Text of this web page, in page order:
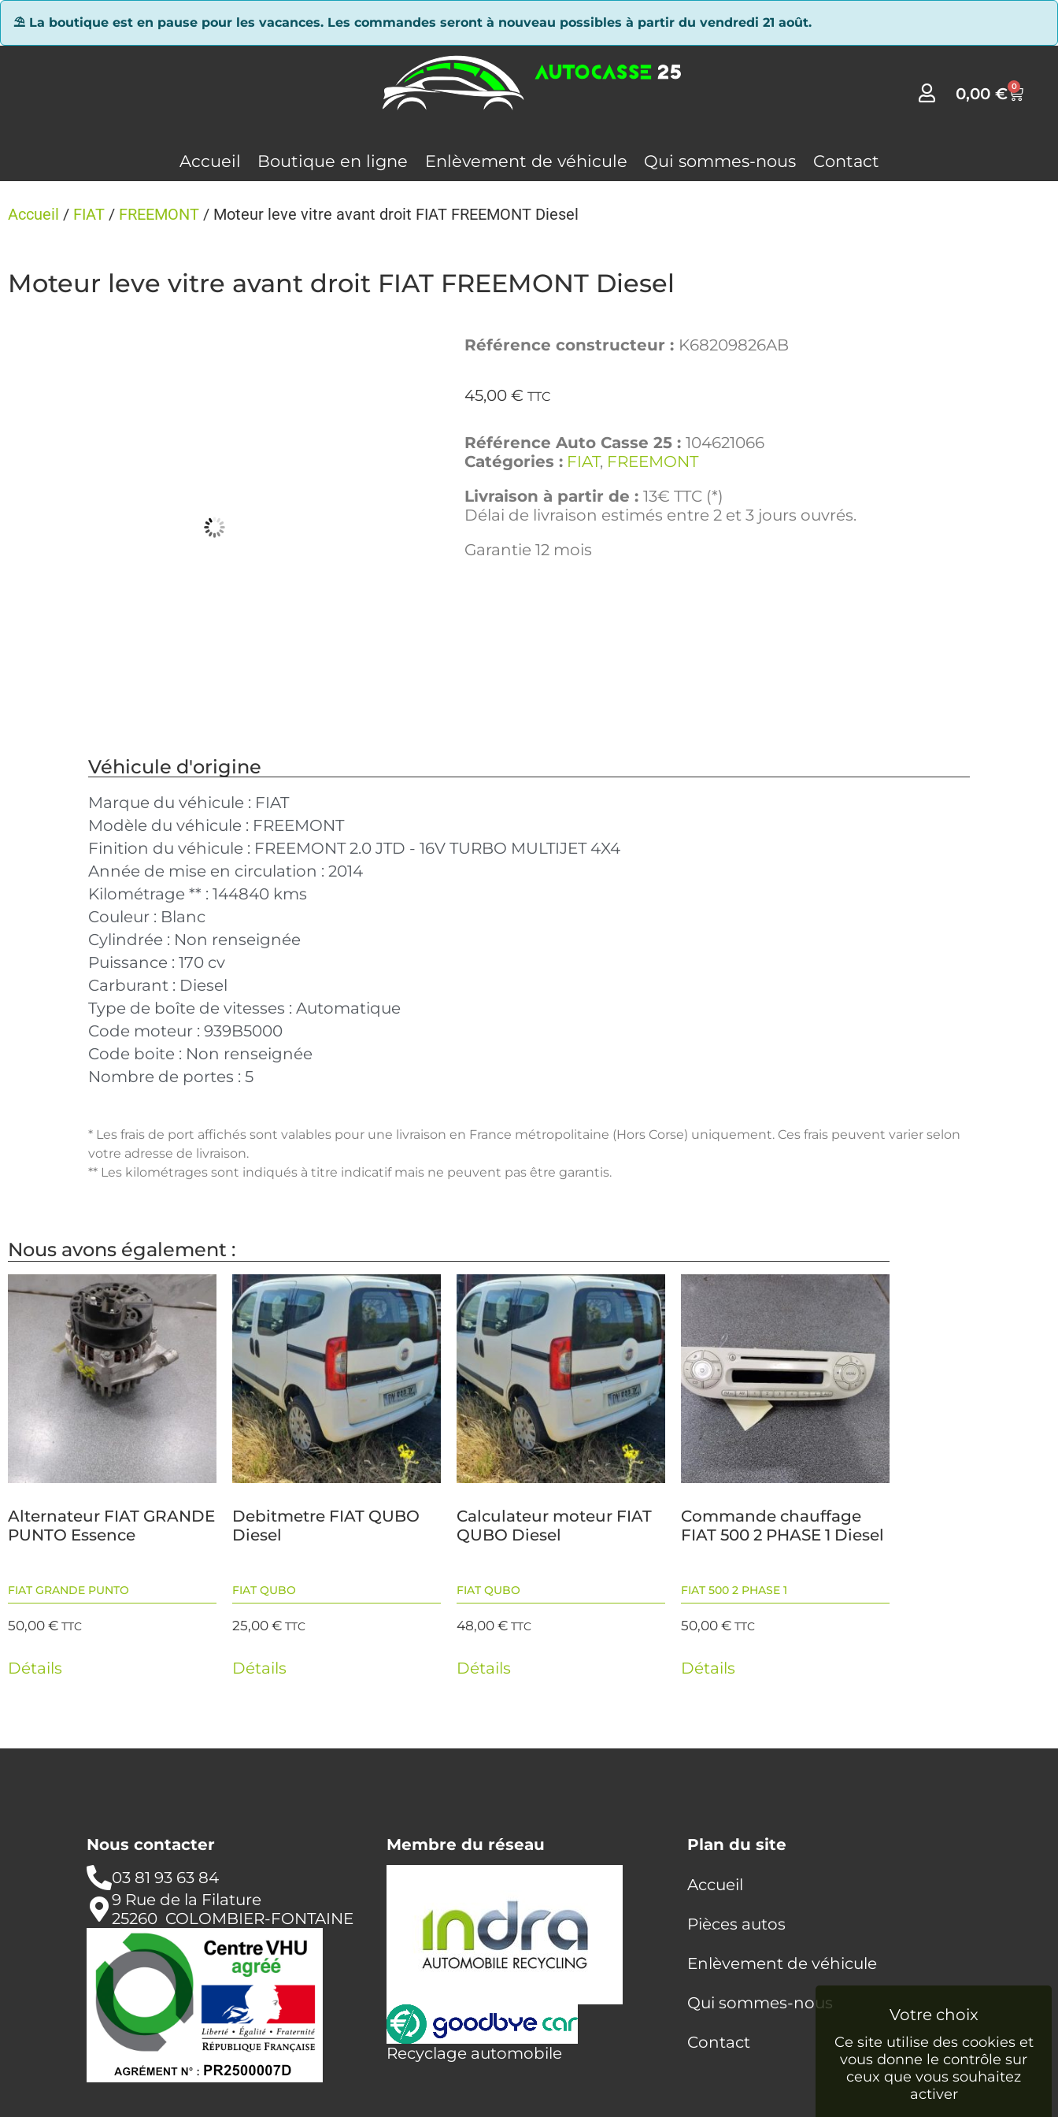
⛱ La boutique est en pause pour les vacances. Les commandes seront à nouveau possibles à partir du vendredi 21 août.
0,00€ 0
Accueil Boutique en ligne Enlèvement de véhicule Qui sommes-nous Contact
Accueil / FIAT / FREEMONT / Moteur leve vitre avant droit FIAT FREEMONT Diesel
Moteur leve vitre avant droit FIAT FREEMONT Diesel
Référence constructeur : K68209826AB
45,00 € TTC
Référence Auto Casse 25 : 104621066
Catégories : FIAT, FREEMONT
Livraison à partir de : 13€ TTC (*)
Délai de livraison estimés entre 2 et 3 jours ouvrés.
Garantie 12 mois
Véhicule d'origine
Marque du véhicule : FIAT
Modèle du véhicule : FREEMONT
Finition du véhicule : FREEMONT 2.0 JTD - 16V TURBO MULTIJET 4X4
Année de mise en circulation : 2014
Kilométrage ** : 144840 kms
Couleur : Blanc
Cylindrée : Non renseignée
Puissance : 170 cv
Carburant : Diesel
Type de boîte de vitesses : Automatique
Code moteur : 939B5000
Code boite : Non renseignée
Nombre de portes : 5
* Les frais de port affichés sont valables pour une livraison en France métropolitaine (Hors Corse) uniquement. Ces frais peuvent varier selon
votre adresse de livraison.
** Les kilométrages sont indiqués à titre indicatif mais ne peuvent pas être garantis.
Nous avons également :
Alternateur FIAT GRANDE
PUNTO Essence
FIAT GRANDE PUNTO
50,00€ TTC
Détails
Debitmetre FIAT QUBO
Diesel
FIAT QUBO
25,00€ TTC
Détails
Calculateur moteur FIAT
QUBO Diesel
FIAT QUBO
48,00€ TTC
Détails
Commande chauffage
FIAT 500 2 PHASE 1 Diesel
FIAT 500 2 PHASE 1
50,00€ TTC
Détails
Nous contacter
03 81 93 63 84
9 Rue de la Filature
25260 COLOMBIER-FONTAINE
Membre du réseau
Recyclage automobile
Plan du site
Accueil
Pièces autos
Enlèvement de véhicule
Qui sommes-nous
Contact
Panneau de gestion des cookies
Ce site utilise des cookies et
vous donne le contrôle sur
ceux que vous souhaitez
activer